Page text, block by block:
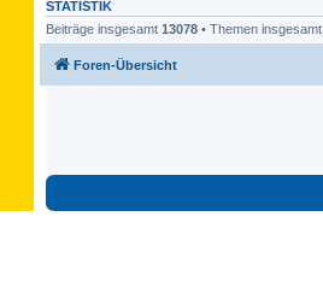
STATISTIK
Beiträge insgesamt 13078 • Themen insgesamt
Foren-Übersicht